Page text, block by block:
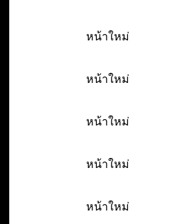
หน้าใหม่
หน้าใหม่
หน้าใหม่
หน้าใหม่
หน้าใหม่